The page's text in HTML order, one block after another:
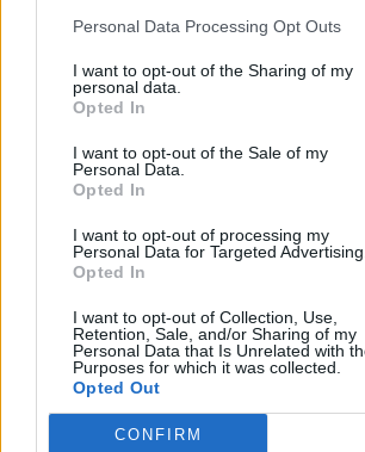
Personal Data Processing Opt Outs
I want to opt-out of the Sharing of my
personal data.
Opted In
I want to opt-out of the Sale of my
Personal Data.
Opted In
I want to opt-out of processing my
Personal Data for Targeted Advertising.
Opted In
I want to opt-out of Collection, Use,
Retention, Sale, and/or Sharing of my
Personal Data that Is Unrelated with
Purposes for which it was collected.
Opted Out
CONFIRM
κατοικιών σε έκταση γειτονική του
στην Σκαφιδιά Ηλείας, μετά την
τριών μονάδων που διέθετε στην
Ακολουθήστε τοnotospress.gr
στο
μάθετε πρώτοι
ΣΚΑΦΙΔΙΑ
ΤΟΥΡΙΣΜΟΣ